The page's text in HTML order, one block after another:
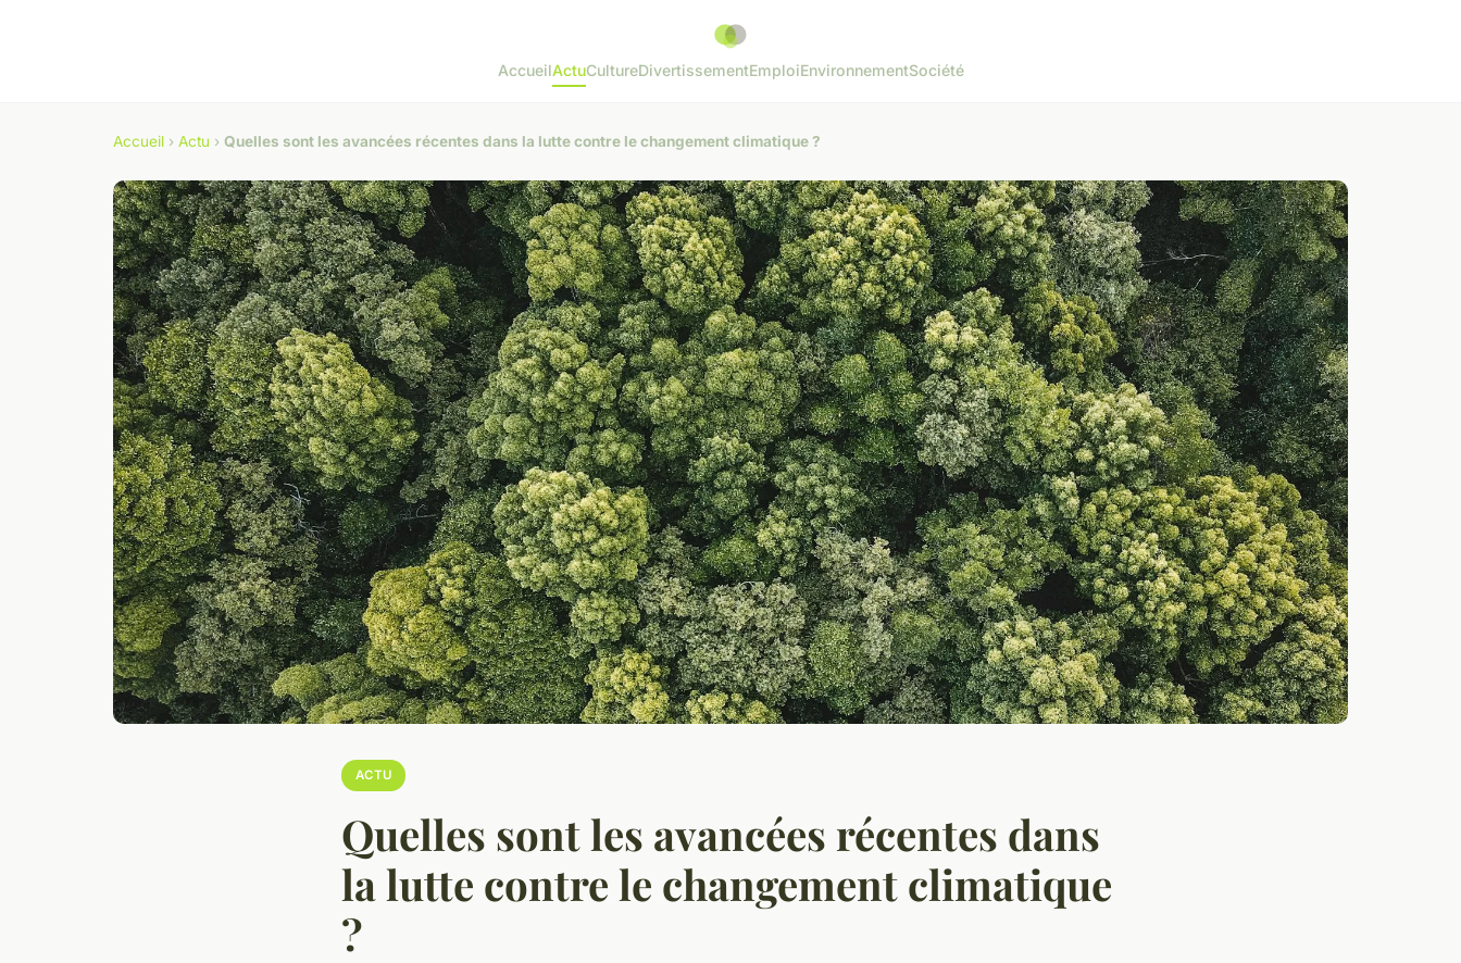
AccueilActuCultureDivertissementEmploiEnvironnementSociété
Accueil › Actu › Quelles sont les avancées récentes dans la lutte contre le changement climatique ?
ACTU
Quelles sont les avancées récentes dans
la lutte contre le changement climatique
?